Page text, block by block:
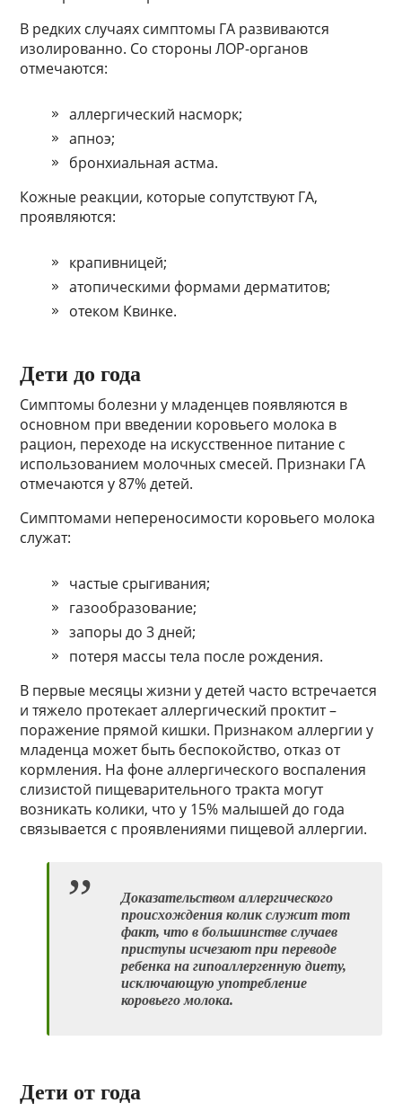
В редких случаях симптомы ГА развиваются
изолированно. Со стороны ЛОР-органов
отмечаются:
аллергический насморк;
апноэ;
бронхиальная астма.
Кожные реакции, которые сопутствуют ГА,
проявляются:
крапивницей;
атопическими формами дерматитов;
отеком Квинке.
Дети до года
Симптомы болезни у младенцев появляются в
основном при введении коровьего молока в
рацион, переходе на искусственное питание с
использованием молочных смесей. Признаки ГА
отмечаются у 87% детей.
Симптомами непереносимости коровьего молока
служат:
частые срыгивания;
газообразование;
запоры до 3 дней;
потеря массы тела после рождения.
В первые месяцы жизни у детей часто встречается
и тяжело протекает аллергический проктит –
поражение прямой кишки. Признаком аллергии у
младенца может быть беспокойство, отказ от
кормления. На фоне аллергического воспаления
слизистой пищеварительного тракта могут
возникать колики, что у 15% малышей до года
связывается с проявлениями пищевой аллергии.
Доказательством аллергического
происхождения колик служит тот
факт, что в большинстве случаев
приступы исчезают при переводе
ребенка на гипоаллергенную диету,
исключающую употребление
коровьего молока.
Дети от года